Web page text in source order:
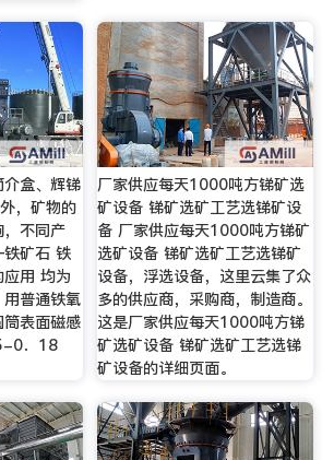
盒、辉锑
，矿物的
不同产
铁矿石 铁
用 均为
普通铁氧
表面磁感
0．18
厂家供应每天1000吨方锑矿选
矿设备 锑矿选矿工艺选锑矿设
备 厂家供应每天1000吨方锑矿
选矿设备 锑矿选矿工艺选锑矿
设备，浮选设备，这里云集了众
多的供应商，采购商，制造商。
这是厂家供应每天1000吨方锑
矿选矿设备 锑矿选矿工艺选锑
矿设备的详细页面。